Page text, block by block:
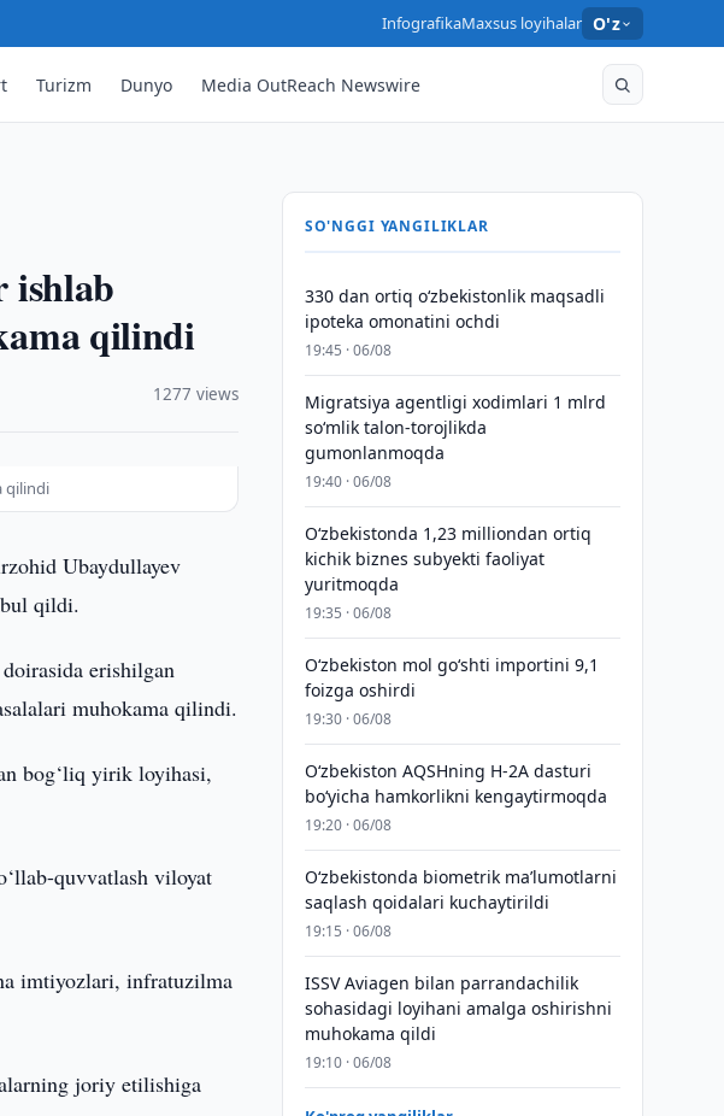
InfografikaMaxsus loyihalar O'z
Turizm Dunyo Media OutReach Newswire
ishlab
qilindi
1277 views
qilindi
Ubaydullayev
qildi.
erishilgan
muhokama qilindi.
bog‘liq yirik loyihasi,
quvvatlash viloyat
imtiyozlari, infratuzilma
joriy etilishiga
SO'NGGI YANGILIKLAR
330 dan ortiq o‘zbekistonlik maqsadli
ipoteka omonatini ochdi
19:45 · 06/08
Migratsiya agentligi xodimlari 1 mlrd
so‘mlik talon-torojlikda
gumonlanmoqda
19:40 · 06/08
O‘zbekistonda 1,23 milliondan ortiq
kichik biznes subyekti faoliyat
yuritmoqda
19:35 · 06/08
O‘zbekiston mol go‘shti importini 9,1
foizga oshirdi
19:30 · 06/08
O‘zbekiston AQSHning H-2A dasturi
bo‘yicha hamkorlikni kengaytirmoqda
19:20 · 06/08
O‘zbekistonda biometrik maʼlumotlarni
saqlash qoidalari kuchaytirildi
19:15 · 06/08
ISSV Aviagen bilan parrandachilik
sohasidagi loyihani amalga oshirishni
muhokama qildi
19:10 · 06/08